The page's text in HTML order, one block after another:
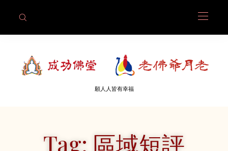
願人人皆有幸福
Tag: 區域短評